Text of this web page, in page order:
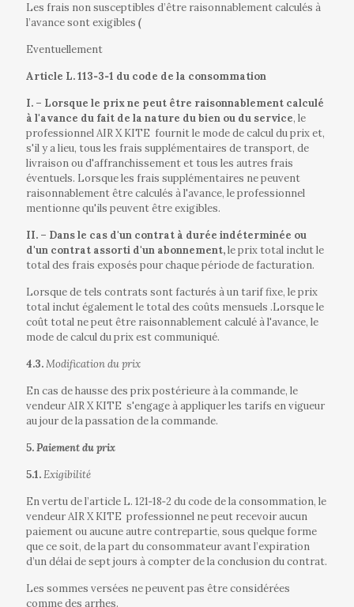
Les frais non susceptibles d’être raisonnablement calculés à
l’avance sont exigibles (
Eventuellement
Article L. 113‐3‐1 du code de la consommation
I. – Lorsque le prix ne peut être raisonnablement calculé
à l'avance du fait de la nature du bien ou du service, le
professionnel AIR X KITE fournit le mode de calcul du prix et,
s'il y a lieu, tous les frais supplémentaires de transport, de
livraison ou d'affranchissement et tous les autres frais
éventuels. Lorsque les frais supplémentaires ne peuvent
raisonnablement être calculés à l'avance, le professionnel
mentionne qu'ils peuvent être exigibles.
II. – Dans le cas d'un contrat à durée indéterminée ou
d'un contrat assorti d'un abonnement,le prix total inclut le
total des frais exposés pour chaque période de facturation.
Lorsque de tels contrats sont facturés à un tarif fixe, le prix
total inclut également le total des coûts mensuels .Lorsque le
coût total ne peut être raisonnablement calculé à l'avance, le
mode de calcul du prix est communiqué.
4.3.Modification du prix
En cas de hausse des prix postérieure à la commande, le
vendeur AIR X KITE s'engage à appliquer les tarifs en vigueur
au jour de la passation de la commande.
5.Paiement du prix
5.1.Exigibilité
En vertu de l’article L. 121‐18‐2 du code de la consommation, le
vendeur AIR X KITE professionnel ne peut recevoir aucun
paiement ou aucune autre contrepartie, sous quelque forme
que ce soit, de la part du consommateur avant l’expiration
d’un délai de sept jours à compter de la conclusion du contrat.
Les sommes versées ne peuvent pas être considérées
comme des arrhes.